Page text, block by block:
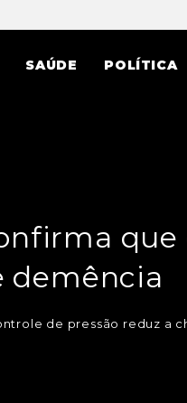
SAÚDE POLÍTICA
que
demência
de pressão reduz a